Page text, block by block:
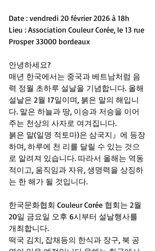
Date : vendredi 20 février 2026 à 18h
Lieu : Association Couleur Corée, le 13 rue
Prosper 33000 bordeaux
안녕하세요?
매년 한국에서는 중국과 베트남처럼 음
력 정월 초하루 설날을 기념합니다. 올해
설날은 2월 17일이며, 붉은 말의 해입니
다. 말은 하늘과 땅, 이승과 저승을 이어
주는 천상의 사자로 여겨집니다.
붉은 말(일명 적토마)은 삼국지』에 등장
하며, 하루에 천 리를 달릴 수 있는 것으
로 알려져 있습니다. 따라서 올해는 역동
적이고, 움직임과 자유, 생명력을 상징하
는 한 해가 될 것입니다.
한국문화협회 Couleur Corée 협회는 2월
20일 금요일 오후 6시부터 설날행사를
개최합니다.
떡국 김치, 잡채등의 한식과 장구, 북 공